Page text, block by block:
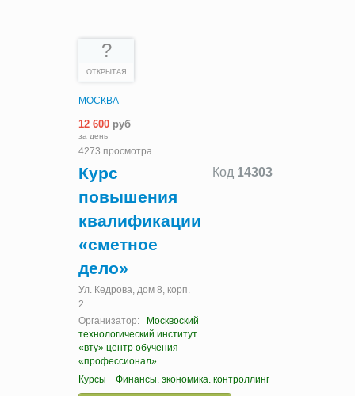
?
ОТКРЫТАЯ
МОСКВА
12 600 руб
за день
4273 просмотра
Код 14303
Курс
повышения
квалификации
«сметное
дело»
Ул. Кедрова, дом 8, корп.
2.
Организатор:
Москвоский
технологический институт
«вту» центр обучения
«профессионал»
Курсы
Финансы. экономика. контроллинг